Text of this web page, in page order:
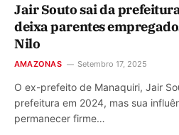
Jair Souto sai da
deixa parentes
Nilo
AMAZONAS Setembro 17, 2025
O ex-prefeito de Manaquiri, Jair
prefeitura em 2024, mas sua
permanecer firme…